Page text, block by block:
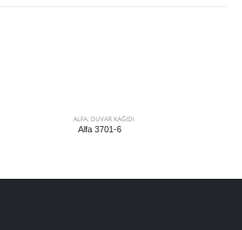
ALFA, DUVAR KAĞIDI
Alfa 3701-6